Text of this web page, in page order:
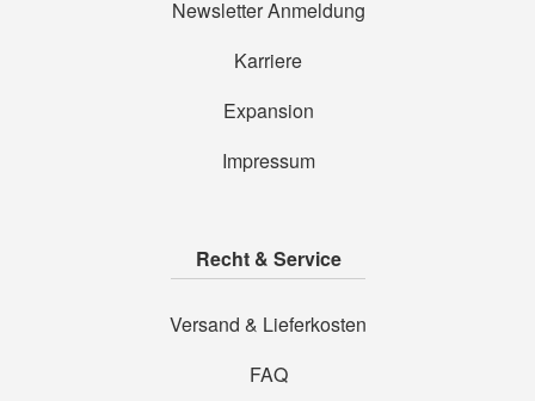
Newsletter Anmeldung
Karriere
Expansion
Impressum
Recht & Service
Versand & Lieferkosten
FAQ